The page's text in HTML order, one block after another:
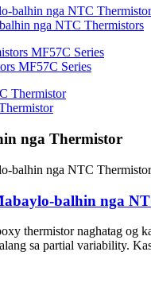
nga NTC Thermistors
MF57C Series
nga Thermistor
balhin nga
thermistor naghatag og
sa partial variability.